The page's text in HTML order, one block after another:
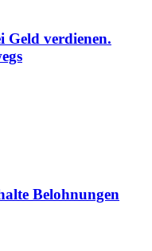
Geld verdienen.
Belohnungen